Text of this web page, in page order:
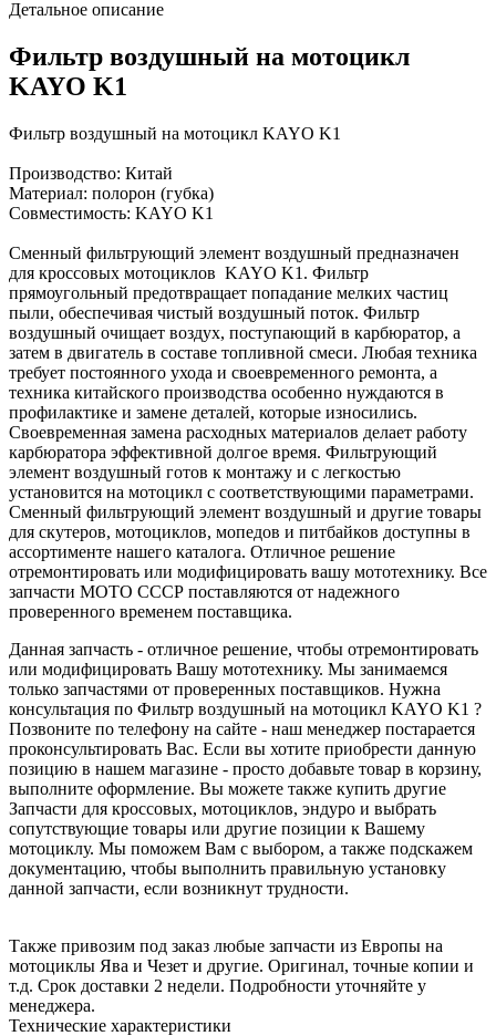
Детальное описание
Фильтр воздушный на мотоцикл
KAYO K1
Фильтр воздушный на мотоцикл KAYO K1
Производство: Китай
Материал: полорон (губка)
Совместимость: KAYO K1
Сменный фильтрующий элемент воздушный предназначен
для кроссовых мотоциклов KAYO K1. Фильтр
прямоугольный предотвращает попадание мелких частиц
пыли, обеспечивая чистый воздушный поток. Фильтр
воздушный очищает воздух, поступающий в карбюратор, а
затем в двигатель в составе топливной смеси. Любая техника
требует постоянного ухода и своевременного ремонта, а
техника китайского производства особенно нуждаются в
профилактике и замене деталей, которые износились.
Своевременная замена расходных материалов делает работу
карбюратора эффективной долгое время. Фильтрующий
элемент воздушный готов к монтажу и с легкостью
установится на мотоцикл с соответствующими параметрами.
Сменный фильтрующий элемент воздушный и другие товары
для скутеров, мотоциклов, мопедов и питбайков доступны в
ассортименте нашего каталога. Отличное решение
отремонтировать или модифицировать вашу мототехнику. Все
запчасти МОТО СССР поставляются от надежного
проверенного временем поставщика.
Данная запчасть - отличное решение, чтобы отремонтировать
или модифицировать Вашу мототехнику. Мы занимаемся
только запчастями от проверенных поставщиков. Нужна
консультация по Фильтр воздушный на мотоцикл KAYO K1 ?
Позвоните по телефону на сайте - наш менеджер постарается
проконсультировать Вас. Если вы хотите приобрести данную
позицию в нашем магазине - просто добавьте товар в корзину,
выполните оформление. Вы можете также купить другие
Запчасти для кроссовых, мотоциклов, эндуро и выбрать
сопутствующие товары или другие позиции к Вашему
мотоциклу. Мы поможем Вам с выбором, а также подскажем
документацию, чтобы выполнить правильную установку
данной запчасти, если возникнут трудности.
Также привозим под заказ любые запчасти из Европы на
мотоциклы Ява и Чезет и другие. Оригинал, точные копии и
т.д. Срок доставки 2 недели. Подробности уточняйте у
менеджера.
Технические характеристики